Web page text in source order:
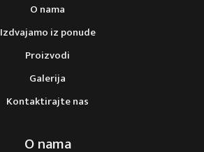
O nama
Izdvajamo iz ponude
Proizvodi
Galerija
Kontaktirajte nas
O nama